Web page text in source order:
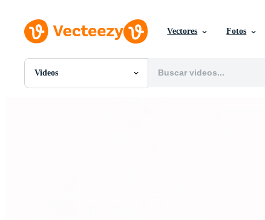
Vectores Fotos
Videos
Todas Imágenes